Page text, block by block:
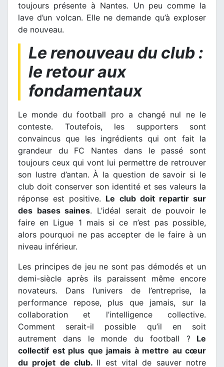
toujours présente à Nantes. Un peu comme la
lave d’un volcan. Elle ne demande qu’à exploser
de nouveau.
Le renouveau du club :
le retour aux
fondamentaux
Le monde du football pro a changé nul ne le
conteste. Toutefois, les supporters sont
convaincus que les ingrédients qui ont fait la
grandeur du FC Nantes dans le passé sont
toujours ceux qui vont lui permettre de retrouver
son lustre d’antan. À la question de savoir si le
club doit conserver son identité et ses valeurs la
réponse est positive. Le club doit repartir sur
des bases saines. L’idéal serait de pouvoir le
faire en Ligue 1 mais si ce n’est pas possible,
alors pourquoi ne pas accepter de le faire à un
niveau inférieur.
Les principes de jeu ne sont pas démodés et un
demi-siècle après ils paraissent même encore
novateurs. Dans l’univers de l’entreprise, la
performance repose, plus que jamais, sur la
collaboration et l’intelligence collective.
Comment serait-il possible qu’il en soit
autrement dans le monde du football ?Le
collectif est plus que jamais à mettre au cœur
du projet de club. Il est vital de sauver notre